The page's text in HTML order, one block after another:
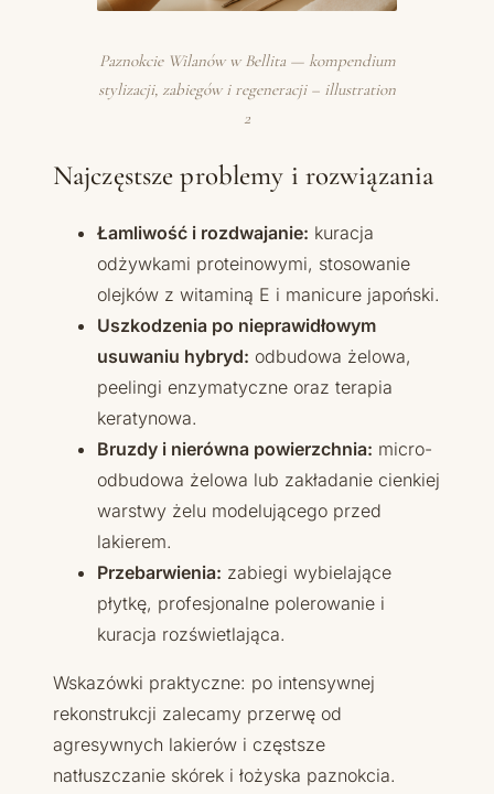
Paznokcie Wilanów w Bellita — kompendium
stylizacji, zabiegów i regeneracji – illustration
2
Najczęstsze problemy i rozwiązania
Łamliwość i rozdwajanie: kuracja
odżywkami proteinowymi, stosowanie
olejków z witaminą E i manicure japoński.
Uszkodzenia po nieprawidłowym
usuwaniu hybryd: odbudowa żelowa,
peelingi enzymatyczne oraz terapia
keratynowa.
Bruzdy i nierówna powierzchnia: micro-
odbudowa żelowa lub zakładanie cienkiej
warstwy żelu modelującego przed
lakierem.
Przebarwienia: zabiegi wybielające
płytkę, profesjonalne polerowanie i
kuracja rozświetlająca.
Wskazówki praktyczne: po intensywnej
rekonstrukcji zalecamy przerwę od
agresywnych lakierów i częstsze
natłuszczanie skórek i łożyska paznokcia.